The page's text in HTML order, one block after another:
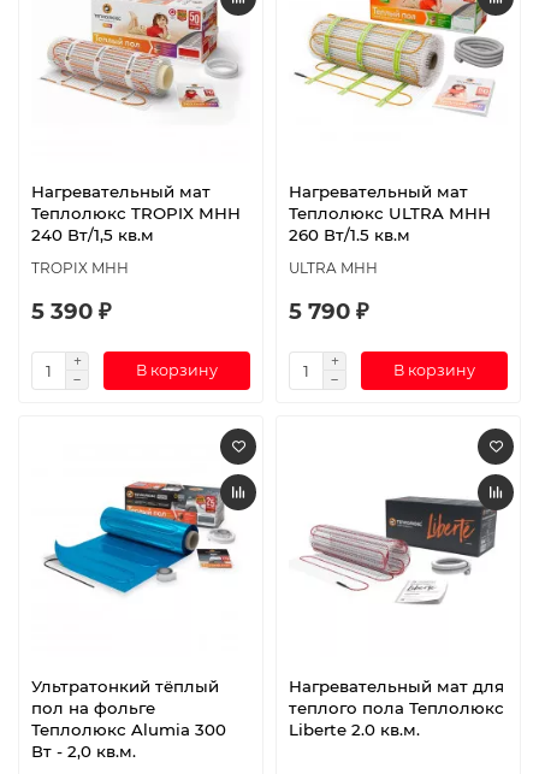
Нагревательный мат
Теплолюкс TROPIX МНН
240 Вт/1,5 кв.м
TROPIX МНН
5 390 ₽
В корзину
Нагревательный мат
Теплолюкс ULTRA МНН
260 Вт/1.5 кв.м
ULTRA МНН
5 790 ₽
В корзину
Ультратонкий тёплый
пол на фольге
Теплолюкс Alumia 300
Вт - 2,0 кв.м.
Нагревательный мат для
теплого пола Теплолюкс
Liberte 2.0 кв.м.